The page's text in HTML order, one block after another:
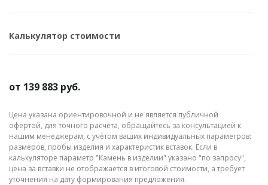
Калькулятор стоимости
от 139 883 руб.
Цена указана ориентировочной и не является публичной
офертой, для точного расчёта, обращайтесь за консультацией к
нашим менеджерам, с учётом ваших индивидуальных параметров:
размеров, пробы изделия и характеристик вставок. Если в
калькуляторе параметр "Камень в изделии" указано "по запросу",
цена за вставки не отображается в итоговой стоимости, а требует
уточнения на дату формирования предложения.